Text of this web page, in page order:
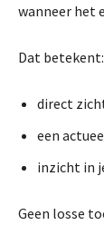
wanneer het
Dat betekent:
direct
een
inzicht in
Geen losse